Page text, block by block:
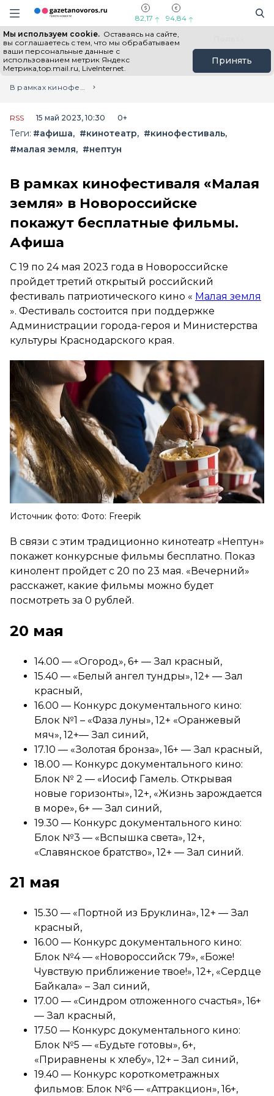
Информационный портал "ГазетаНоворос.ру"
Навигация сайта
82,17 94,84
Мы используем cookie. Оставаясь на сайте,
вы соглашаетесь с тем, что мы обрабатываем
ваши персональные данные с
использованием метрик Яндекс
Метрика,top.mail.ru, LiveInternet.
Принять
Все новости Новости России
Главная
Лента новостей
В рамках кинофестиваля «Малая земля» в Новороссийске покажут бесплатные фильмы. Афиша
RSS 15 май 2023, 10:30 0+
Теги: #афиша #кинотеатр
#кинофестиваль
#малая земля
#нептун
В рамках кинофестиваля «Малая
земля» в Новороссийске
покажут бесплатные фильмы.
Афиша
C 19 по 24 мая 2023 года в Новороссийске
пройдет третий открытый российский
фестиваль патриотического кино « Малая земля
». Фестиваль состоится при поддержке
Администрации города-героя и Министерства
культуры Краснодарского края.
Источник фото: Фото: Freepik
В связи с этим традиционно кинотеатр «Нептун»
покажет конкурсные фильмы бесплатно. Показ
кинолент пройдет с 20 по 23 мая. «Вечерний»
расскажет, какие фильмы можно будет
посмотреть за 0 рублей.
20 мая
14.00 — «Огород», 6+ — Зал красный,
15.40 — «Белый ангел тундры», 12+ — Зал
красный,
16.00 — Конкурс документального кино:
Блок №1 – «Фаза луны», 12+ «Оранжевый
мяч», 12+— Зал синий,
17.10 — «Золотая бронза», 16+ — Зал красный,
18.00 — Конкурс документального кино:
Блок № 2 — «Иосиф Гамель. Открывая
новые горизонты», 12+, «Жизнь зарождается
в море», 6+ — Зал синий,
19.30 — Конкурс документального кино:
Блок №3 — «Вспышка света», 12+,
«Славянское братство», 12+ — Зал синий.
21 мая
15.30 — «Портной из Бруклина», 12+ — Зал
красный,
16.00 — Конкурс документального кино:
Блок №4 — «Новороссийск 79», «Боже!
Чувствую приближение твое!», 12+, «Сердце
Байкала» – Зал синий,
17.00 — «Синдром отложенного счастья», 16+
— Зал красный,
17.50 — Конкурс документального кино:
Блок №5 — «Будьте готовы», 6+,
«Приравнены к хлебу», 12+ – Зал синий,
19.40 — Конкурс короткометражных
фильмов: Блок №6 — «Аттракцион», 16+,